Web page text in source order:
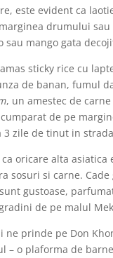
este evident ca
drumului
sau mango gata
sticky rice cu
de banan, fumul
, un amestec de
de pe
3 zile de tinut in
oricare alta
sosuri si carne.
gustoase,
de pe malul
prinde pe Don
– o plaforma de